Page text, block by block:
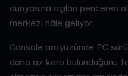
dünyasına açılan penceren
merkezi hâle geliyor.
Console arayüzünde PC
daha az karo bulunduğunu